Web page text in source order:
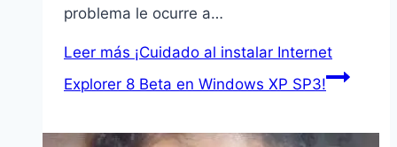
problema le ocurre a…
Leer más ¡Cuidado al instalar Internet
Explorer 8 Beta en Windows XP SP3!